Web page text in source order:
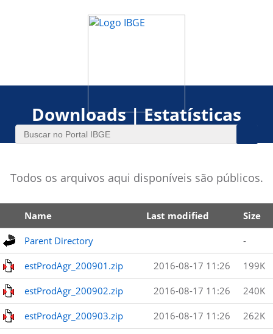
Downloads | Estatísticas
Todos os arquivos aqui disponíveis são públicos.
Name Last modified Size
Parent Directory -
estProdAgr_200901.zip 2016-08-17 11:26 199K
estProdAgr_200902.zip 2016-08-17 11:26 240K
estProdAgr_200903.zip 2016-08-17 11:26 262K